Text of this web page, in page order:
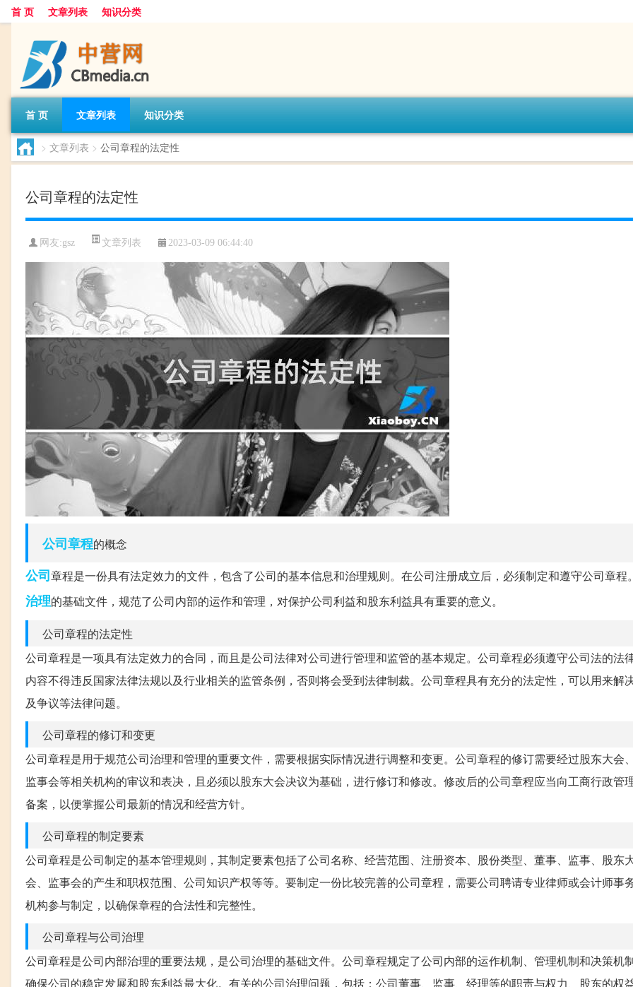
首 页 文章列表 知识分类
首 页 文章列表 知识分类
> 文章列表 > 公司章程的法定性
公司章程的法定性
网友:gsz 文章列表 2023-03-09 06:44:40
公司章程的概念
公司章程是一份具有法定效力的文件，包含了公司的基本信息和治理规则。在公司注册成立后，必须制定和遵守公司章程
治理的基础文件，规范了公司内部的运作和管理，对保护公司利益和股东利益具有重要的意义。
公司章程的法定性
公司章程是一项具有法定效力的合同，而且是公司法律对公司进行管理和监管的基本规定。公司章程必须遵守公司法的法
内容不得违反国家法律法规以及行业相关的监管条例，否则将会受到法律制裁。公司章程具有充分的法定性，可以用来解
及争议等法律问题。
公司章程的修订和变更
公司章程是用于规范公司治理和管理的重要文件，需要根据实际情况进行调整和变更。公司章程的修订需要经过股东大会
监事会等相关机构的审议和表决，且必须以股东大会决议为基础，进行修订和修改。修改后的公司章程应当向工商行政管
备案，以便掌握公司最新的情况和经营方针。
公司章程的制定要素
公司章程是公司制定的基本管理规则，其制定要素包括了公司名称、经营范围、注册资本、股份类型、董事、监事、股东
会、监事会的产生和职权范围、公司知识产权等等。要制定一份比较完善的公司章程，需要公司聘请专业律师或会计师事
机构参与制定，以确保章程的合法性和完整性。
公司章程与公司治理
公司章程是公司内部治理的重要法规，是公司治理的基础文件。公司章程规定了公司内部的运作机制、管理机制和决策机
确保公司的稳定发展和股东利益最大化。有关的公司治理问题，包括：公司董事、监事、经理等的职责与权力、股东的权